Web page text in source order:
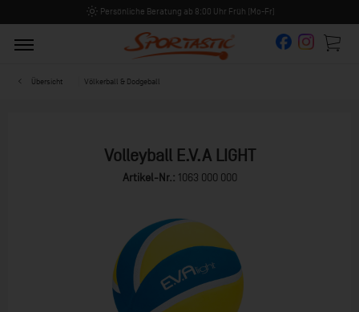
Persönliche Beratung ab 8:00 Uhr Früh (Mo-Fr)
Übersicht Völkerball & Dodgeball
Volleyball E.V.A LIGHT
Artikel-Nr.: 1063 000 000